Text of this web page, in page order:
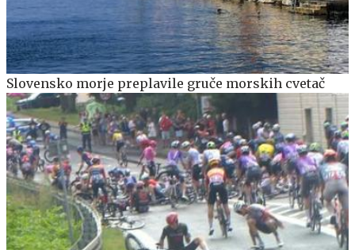
Slovensko morje preplavile gruče morskih cvetač